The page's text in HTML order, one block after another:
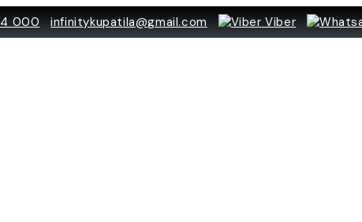
000 infinitykupatila@gmail.com Viber